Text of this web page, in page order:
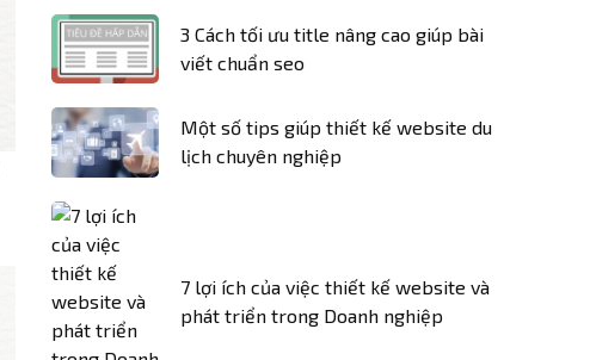
3 Cách tối ưu title nâng cao giúp bài
viết chuẩn seo
Một số tips giúp thiết kế website du
lịch chuyên nghiệp
7 lợi ích của việc thiết kế website và
phát triển trong Doanh nghiệp